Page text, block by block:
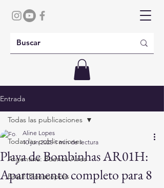
Entrada
Todas las publicaciones
Argentina: Buenos Aires
Brasil: Florianópolis
Todas las publicaciones
Playa de Bombinhas AR01H:
Apartamento completo para 8
Aline Lopes
10 jun 2025 1 min de lectura